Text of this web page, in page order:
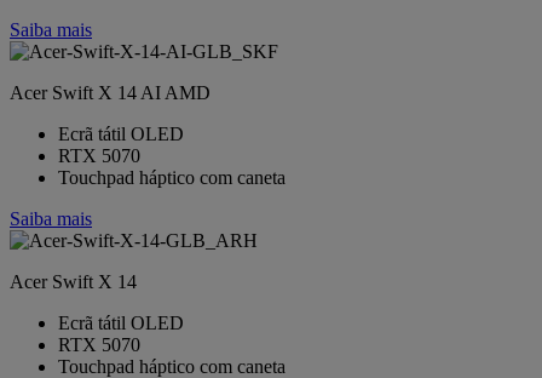
Saiba mais
Acer Swift X 14 AI AMD
Ecrã tátil OLED
RTX 5070
Touchpad háptico com caneta
Saiba mais
Acer Swift X 14
Ecrã tátil OLED
RTX 5070
Touchpad háptico com caneta